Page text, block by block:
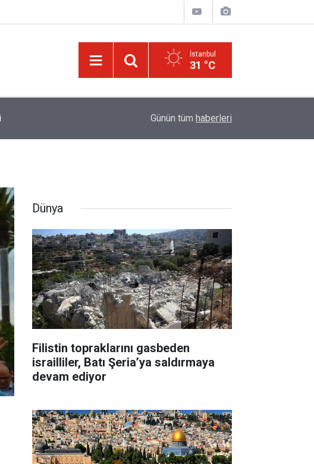
İstanbul
31 °C
Âyet kavramının çok bilinmeyen farklı bir yönü
Günün tüm haberleri
Dünya
Filistin topraklarını gasbeden
israilliler, Batı Şeria’ya saldırmaya
devam ediyor